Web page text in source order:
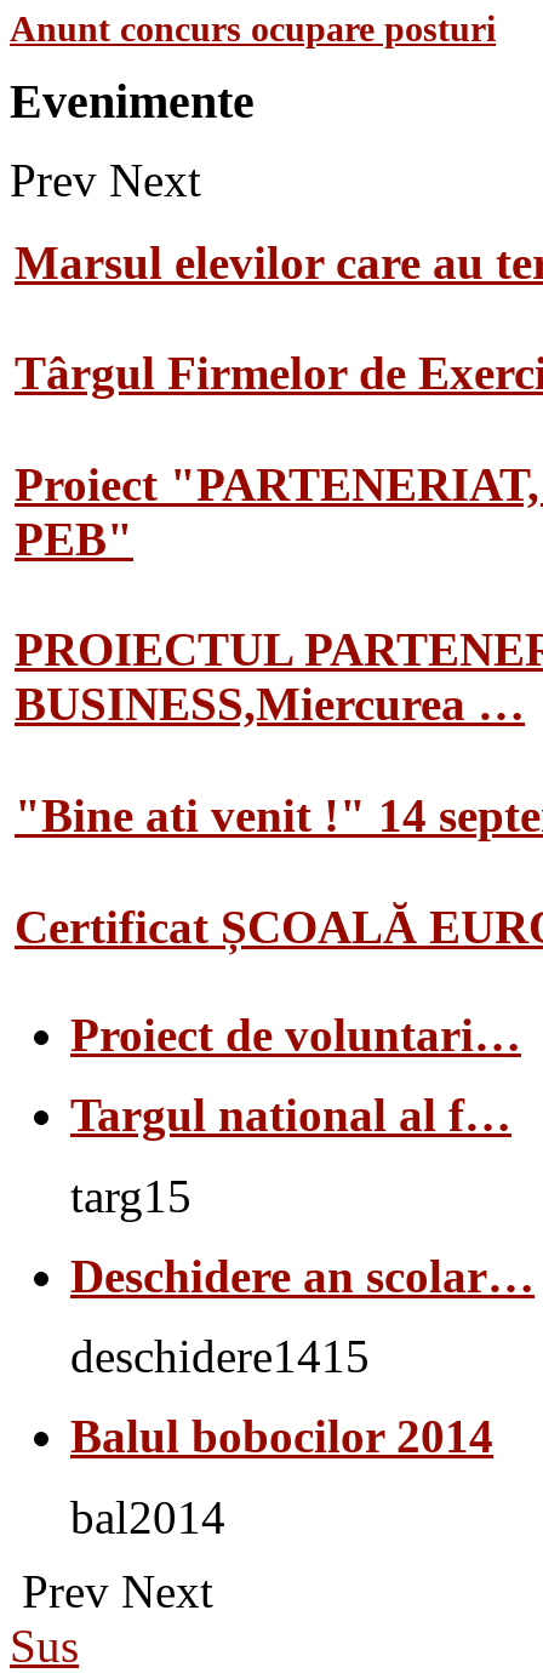
Anunt concurs ocupare posturi
Evenimente
Prev Next
Marsul elevilor care au
Târgul Firmelor de
Proiect
PEB"
PROIECTUL
BUSINESS,Miercurea …
"Bine ati venit !" 14
Certificat ȘCOALĂ
Proiect de voluntari…
Targul national al f…
targ15
Deschidere an scolar…
deschidere1415
Balul bobocilor 2014
bal2014
Prev Next
Sus